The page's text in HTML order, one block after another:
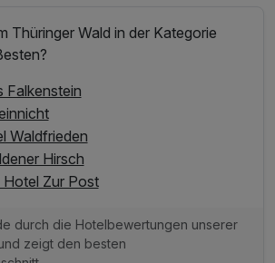
Thüringer Wald in der Kategorie
Falkenstein
Waldfrieden
Hirsch
Zur Post
durch die Hotelbewertungen unserer
zeigt den besten